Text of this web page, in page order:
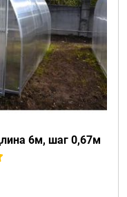
6м, шаг 0,67м